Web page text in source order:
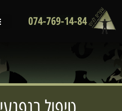
074-769-14-84